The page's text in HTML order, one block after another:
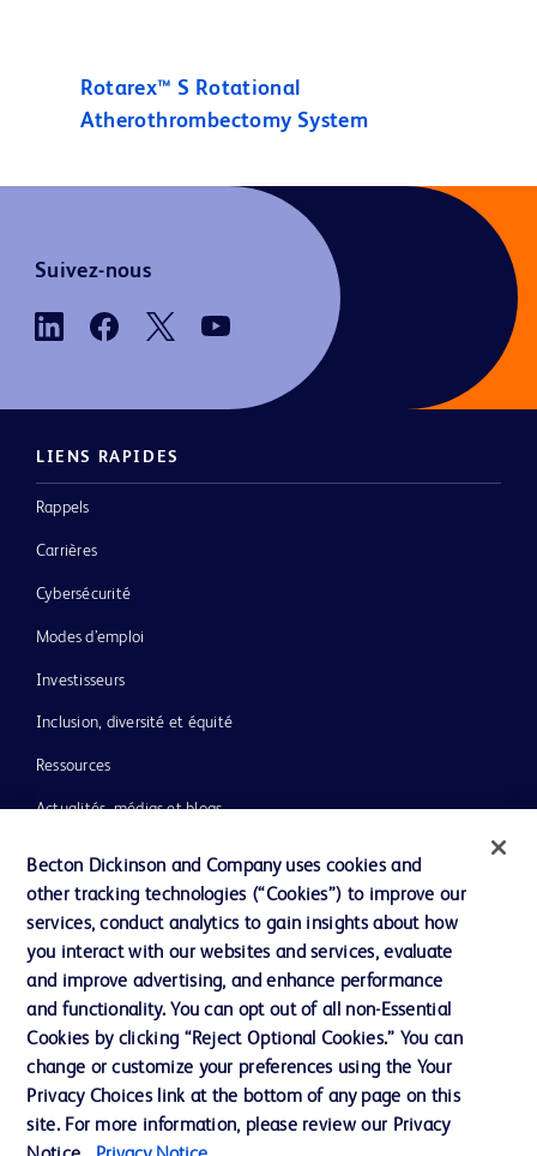
Rotarex™ S Rotational
Atherothrombectomy System
Suivez-nous
LIENS RAPIDES
Rappels
Carrières
Cybersécurité
Modes d’emploi
Investisseurs
Inclusion, diversité et équité
Ressources
Actualités, médias et blogs
Ethique et conformité
Nous contacter
Paramètres des cookies
Charte de Protection des Données Personnelles
Conditions d'utlisation
Becton Dickinson and Company uses cookies and
other tracking technologies (“Cookies”) to improve our
services, conduct analytics to gain insights about how
you interact with our websites and services, evaluate
and improve advertising, and enhance performance
and functionality. You can opt out of all non-Essential
Cookies by clicking “Reject Optional Cookies.” You can
change or customize your preferences using the Your
Privacy Choices link at the bottom of any page on this
site. For more information, please review our Privacy